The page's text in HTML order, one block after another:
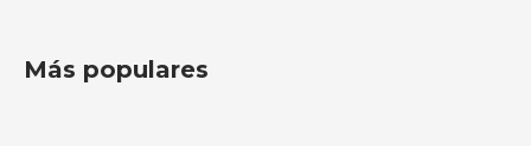
Más populares